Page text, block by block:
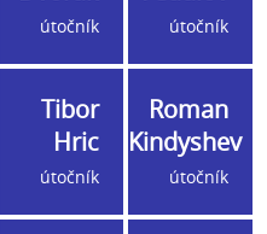
útočník útočník
Tibor
Hric
útočník
Roman
Kindyshev
útočník